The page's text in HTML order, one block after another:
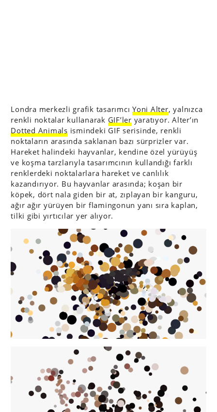
Londra merkezli grafik tasarımcıYoni Alter, yalnızca
renkli noktalar kullanarak GIF’ler yaratıyor. Alter’ın
Dotted Animals ismindeki GIF serisinde, renkli
noktaların arasında saklanan bazı sürprizler var.
Hareket halindeki hayvanlar, kendine özel yürüyüş
ve koşma tarzlarıyla tasarımcının kullandığı farklı
renklerdeki noktalarlara hareket ve canlılık
kazandırıyor. Bu hayvanlar arasında; koşan bir
köpek, dört nala giden bir at, zıplayan bir kanguru,
ağır ağır yürüyen bir flamingonun yanı sıra kaplan,
tilki gibi yırtıcılar yer alıyor.